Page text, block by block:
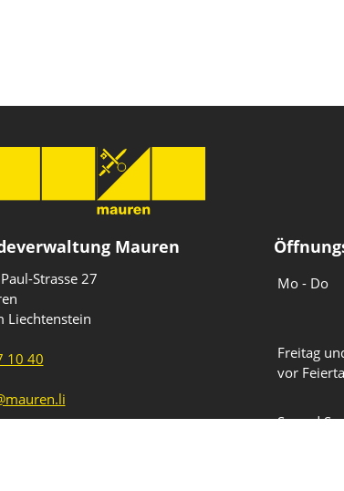
Mauren
Strasse 27
Liechtenstein
10 40
Mo - Do
Freitag
vor
Sa und So